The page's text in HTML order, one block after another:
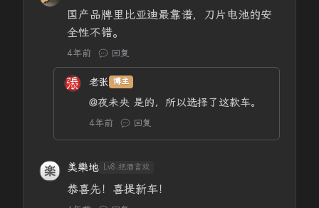
国产品牌里比亚迪最靠谱，刀片电池的安
全性不错。
4年前 回复
老张 博主
@夜未央 是的，所以选择了这款车。
4年前 回复
美樂地 Lv8.把酒言欢
恭喜先！喜提新车！